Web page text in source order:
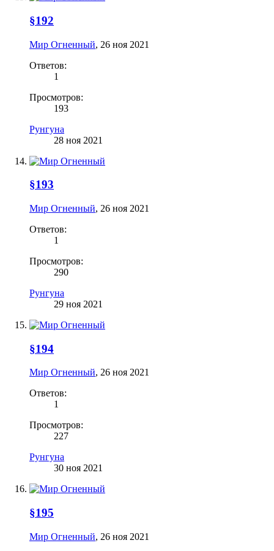
§192
Мир Огненный, 26 ноя 2021
Ответов:
1
Просмотров:
193
Рунгуна
28 ноя 2021
§193
Мир Огненный, 26 ноя 2021
Ответов:
1
Просмотров:
290
Рунгуна
29 ноя 2021
§194
Мир Огненный, 26 ноя 2021
Ответов:
1
Просмотров:
227
Рунгуна
30 ноя 2021
§195
Мир Огненный, 26 ноя 2021